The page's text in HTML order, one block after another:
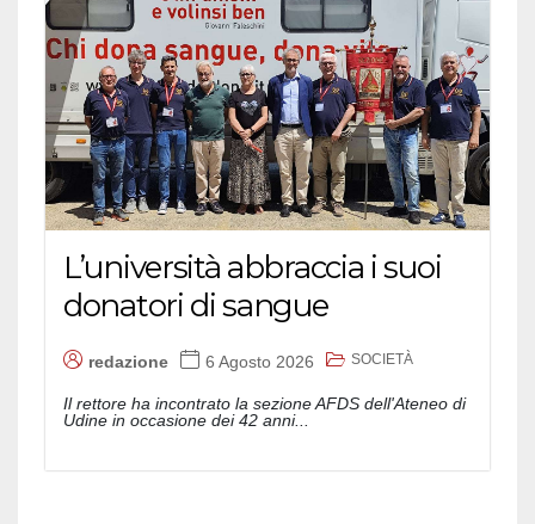
L’università abbraccia i suoi
donatori di sangue
redazione 6 Agosto 2026 SOCIETÀ
Il rettore ha incontrato la sezione AFDS dell'Ateneo di
Udine in occasione dei 42 anni...